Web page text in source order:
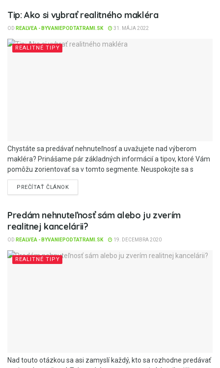
Tip: Ako si vybrať realitného makléra
OD REALVEA - BYVANIEPODTATRAMI.SK 31. MÁJA 2022
REALITNÉ TIPY
Chystáte sa predávať nehnuteľnosť a uvažujete nad výberom
makléra? Prinášame pár základných informácií a tipov, ktoré Vám
pomôžu zorientovať sa v tomto segmente. Neuspokojte sa s
priemerom, chcite...
PREČÍTAŤ ČLÁNOK
Predám nehnuteľnosť sám alebo ju zverím
realitnej kancelárii?
OD REALVEA - BYVANIEPODTATRAMI.SK 19. DECEMBRA 2020
REALITNÉ TIPY
Nad touto otázkou sa asi zamyslí každý, kto sa rozhodne predávať